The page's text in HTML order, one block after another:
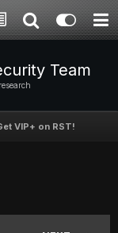
Team
VIP+ on RST!